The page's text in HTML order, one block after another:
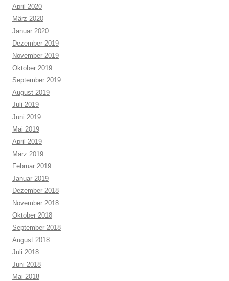
April 2020
März 2020
Januar 2020
Dezember 2019
November 2019
Oktober 2019
September 2019
August 2019
Juli 2019
Juni 2019
Mai 2019
April 2019
März 2019
Februar 2019
Januar 2019
Dezember 2018
November 2018
Oktober 2018
September 2018
August 2018
Juli 2018
Juni 2018
Mai 2018